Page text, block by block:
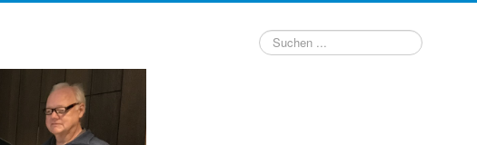
Suchen
...